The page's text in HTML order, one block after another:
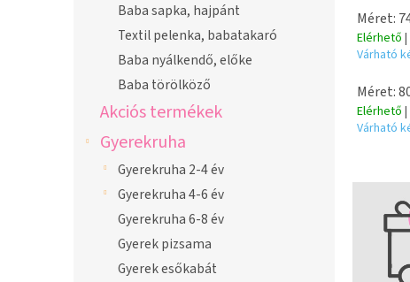
Baba sapka, hajpánt
Textil pelenka, babatakaró
Baba nyálkendő, előke
Baba törölköző
Akciós termékek
Gyerekruha
Gyerekruha 2-4 év
Gyerekruha 4-6 év
Gyerekruha 6-8 év
Gyerek pizsama
Gyerek esőkabát
Méret:
Elérhető |
Várható
Méret:
Elérhető |
Várható